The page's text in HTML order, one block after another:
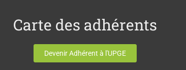
Carte des adhérents
Devenir Adhérent à l'UPGE